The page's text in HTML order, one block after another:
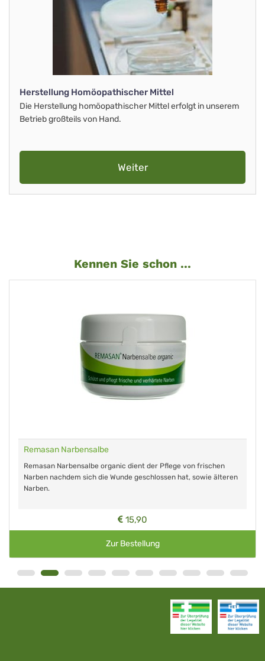
Herstellung Homöopathischer Mittel
Die Herstellung homöopathischer Mittel erfolgt in unserem
Betrieb großteils von Hand.
Weiter
Kennen Sie schon ...
Remasan Narbensalbe
Remasan Narbensalbe organic dient der Pflege von frischen
Narben nachdem sich die Wunde geschlossen hat, sowie älteren
Narben.
15,90
Zur Bestellung